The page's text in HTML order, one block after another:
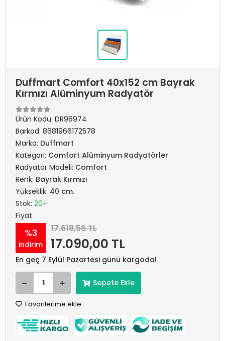
Duffmart Comfort 40x152 cm Bayrak
Kırmızı Alüminyum Radyatör
Ürün Kodu: DR96974
Barkod: 8681966172578
Marka: Duffmart
Kategori: Comfort Alüminyum Radyatörler
Radyatör Modeli: Comfort
Renk: Bayrak Kırmızı
Yükseklik: 40 cm.
Stok: 20+
Fiyat
%3
indirim
17.618,56 TL
17.090,00 TL
En geç 7 Eylül Pazartesi günü kargoda!
Sepete Ekle
Favorilerime ekle